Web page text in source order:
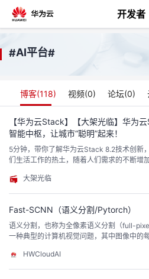
开发者
回
个
页
开
发
#AI平台#
博客(118) 视频(0) 论坛(0)
【华为云Stack】【大架光临】华为
智能中枢，让城市“聪明”起来！
5分钟，带你了解华为云Stack 8.2技术创新
们生活工作的热土，随着人们需求的不断增
智能中枢解决方案，将智能融入城市治理主
向”的智慧城市建设。本期大架光临，特别
大架光临
Fast-SCNN（语义分割/Pytorch）
语义分割，也称为全像素语义分割（full-
一种典型的计算机视觉问题，其中图像中的
素，但它们从未完全按照人类感知的方式提
将属于同一目标的图像部分聚集在一起来解
HWCloudAI